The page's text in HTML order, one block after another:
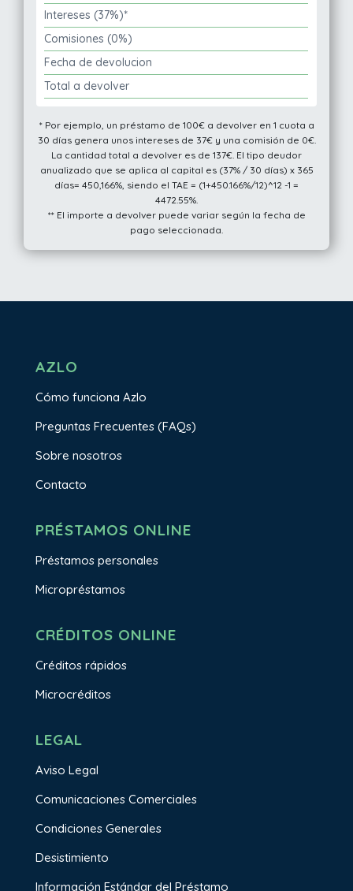
Intereses (37%)*
Comisiones (0%)
Fecha de devolucion
Total a devolver
* Por ejemplo, un préstamo de 100€ a devolver en 1 cuota a
30 días genera unos intereses de 37€ y una comisión de 0€.
La cantidad total a devolver es de 137€. El tipo deudor
anualizado que se aplica al capital es (37% / 30 días) x 365
días= 450,166%, siendo el TAE = (1+450.166%/12)^12 -1 =
4472.55%.
** El importe a devolver puede variar según la fecha de
pago seleccionada.
AZLO
Cómo funciona Azlo
Preguntas Frecuentes (FAQs)
Sobre nosotros
Contacto
PRÉSTAMOS ONLINE
Préstamos personales
Micropréstamos
CRÉDITOS ONLINE
Créditos rápidos
Microcréditos
LEGAL
Aviso Legal
Comunicaciones Comerciales
Condiciones Generales
Desistimiento
Información Estándar del Préstamo